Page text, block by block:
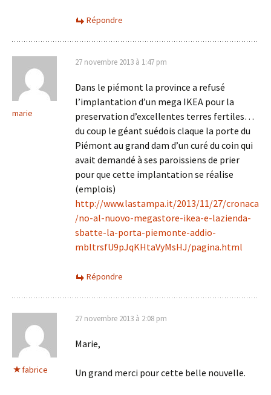
Répondre
marie
27 novembre 2013 à 1:47 pm
Dans le piémont la province a refusé
l’implantation d’un mega IKEA pour la
preservation d’excellentes terres fertiles…
du coup le géant suédois claque la porte du
Piémont au grand dam d’un curé du coin qui
avait demandé à ses paroissiens de prier
pour que cette implantation se réalise
(emplois)
http://www.lastampa.it/2013/11/27/cronaca
/no-al-nuovo-megastore-ikea-e-lazienda-
sbatte-la-porta-piemonte-addio-
mbltrsfU9pJqKHtaVyMsHJ/pagina.html
Répondre
fabrice
27 novembre 2013 à 2:08 pm
Marie,
Un grand merci pour cette belle nouvelle.